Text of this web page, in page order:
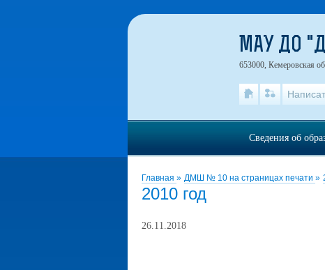
Главная » ДМШ № 10 на страницах печати »
2010 год
26.11.2018
МАУ ДО
653000, Кемеровская
Сведения об